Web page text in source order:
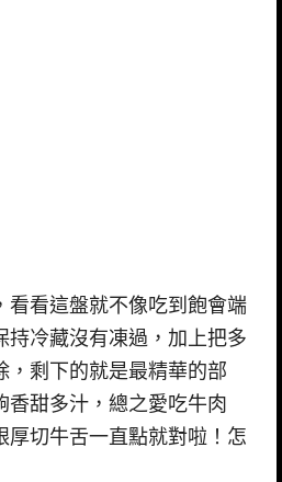
看看這盤就不像吃到飽會端
持冷藏沒有凍過，加上把多
，剩下的就是最精華的部
香甜多汁，總之愛吃牛肉
厚切牛舌一直點就對啦！怎